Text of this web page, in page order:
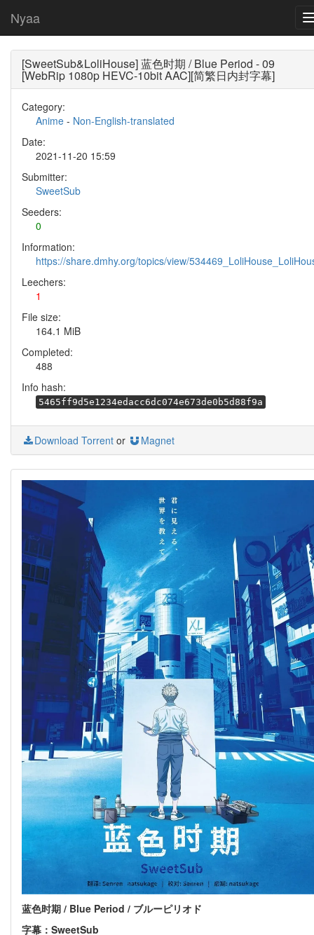
Nyaa
[SweetSub&LoliHouse] 蓝色时期 / Blue Period - 09
[WebRip 1080p HEVC-10bit AAC][简繁日内封字幕]
Category:
Anime - Non-English-translated
Date:
2021-11-20 15:59
Submitter:
SweetSub
Seeders:
0
Information:
https://share.dmhy.org/topics/view/
Leechers:
1
File size:
164.1 MiB
Completed:
488
Info hash:
5465ff9d5e1234edacc6dc074e673de0b5d88f9a
Download Torrent or Magnet
蓝色时期 / Blue Period / ブルーピリオド
字幕：SweetSub